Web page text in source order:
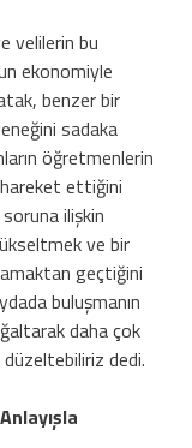
velilerin bu
ekonomiyle
benzer bir
sadaka
öğretmenlerin
hareket ettiğini
soruna ilişkin
ve bir
geçtiğini
buluşmanın
daha çok
düzeltebiliriz dedi.